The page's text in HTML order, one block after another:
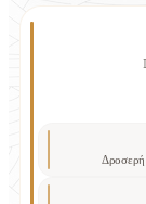
Δροσερή